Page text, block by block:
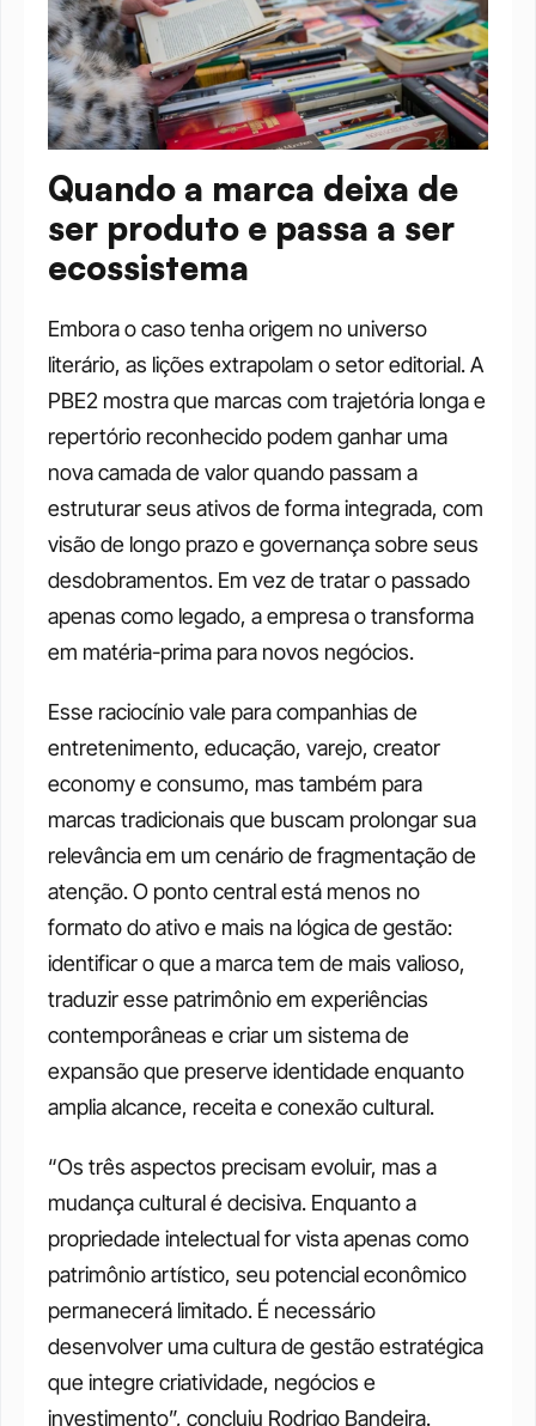
Quando a marca deixa de
ser produto e passa a ser
ecossistema
Embora o caso tenha origem no universo
literário, as lições extrapolam o setor editorial. A
PBE2 mostra que marcas com trajetória longa e
repertório reconhecido podem ganhar uma
nova camada de valor quando passam a
estruturar seus ativos de forma integrada, com
visão de longo prazo e governança sobre seus
desdobramentos. Em vez de tratar o passado
apenas como legado, a empresa o transforma
em matéria-prima para novos negócios.
Esse raciocínio vale para companhias de
entretenimento, educação, varejo, creator
economy e consumo, mas também para
marcas tradicionais que buscam prolongar sua
relevância em um cenário de fragmentação de
atenção. O ponto central está menos no
formato do ativo e mais na lógica de gestão:
identificar o que a marca tem de mais valioso,
traduzir esse patrimônio em experiências
contemporâneas e criar um sistema de
expansão que preserve identidade enquanto
amplia alcance, receita e conexão cultural.
“Os três aspectos precisam evoluir, mas a
mudança cultural é decisiva. Enquanto a
propriedade intelectual for vista apenas como
patrimônio artístico, seu potencial econômico
permanecerá limitado. É necessário
desenvolver uma cultura de gestão estratégica
que integre criatividade, negócios e
investimento”, concluiu Rodrigo Bandeira.